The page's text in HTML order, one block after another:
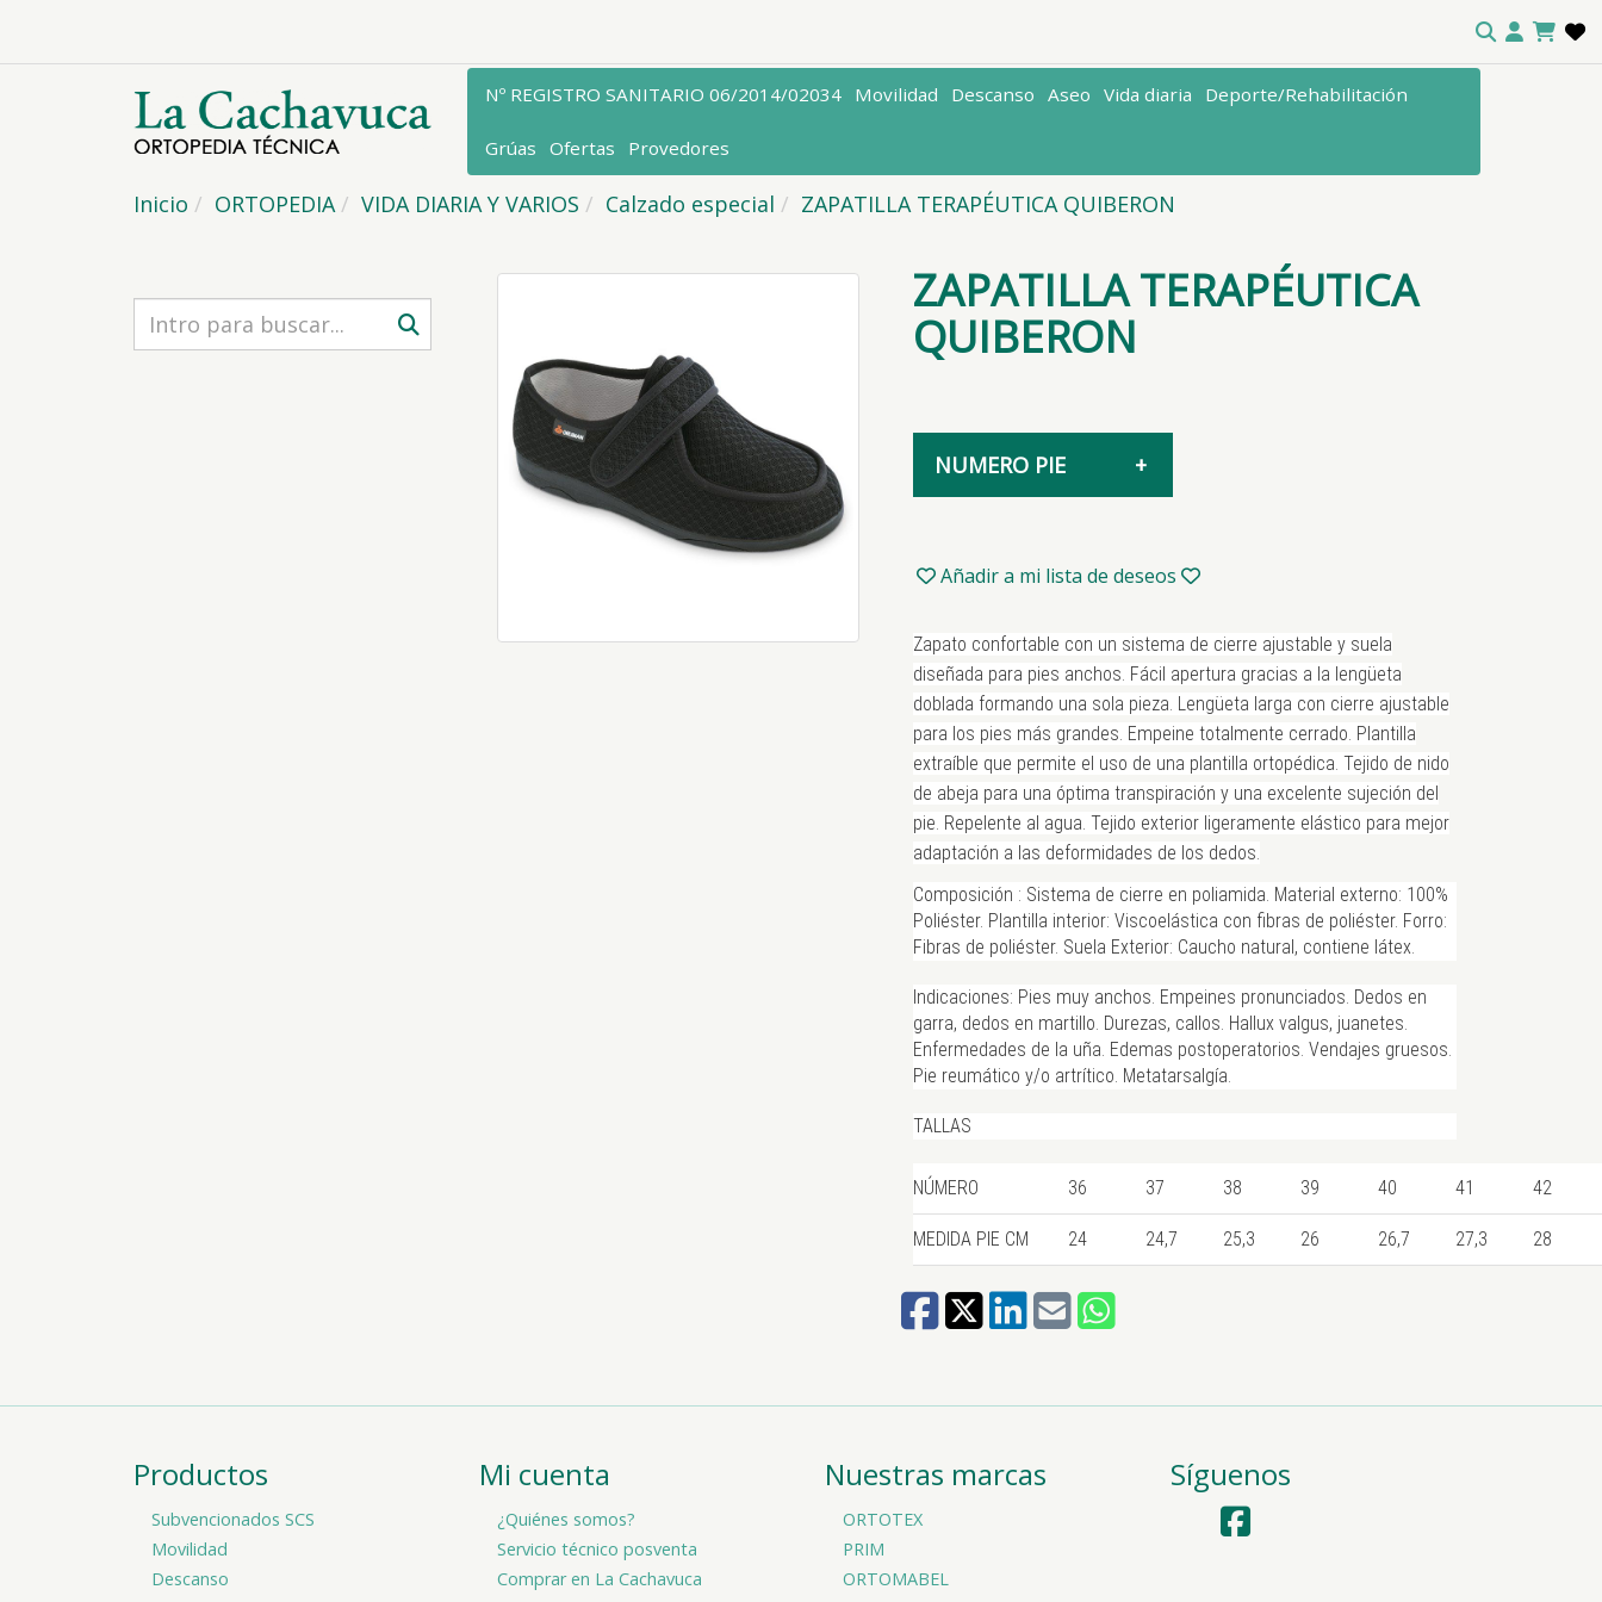
Nº REGISTRO SANITARIO 06/2014/02034 Movilidad Descanso Aseo Vida diaria Deporte/Rehabilitación
Grúas Ofertas Provedores
Inicio ORTOPEDIA VIDA DIARIA Y VARIOS Calzado especial ZAPATILLA TERAPÉUTICA QUIBERON
ZAPATILLA TERAPÉUTICA
QUIBERON
NUMERO PIE
37
38
39
41
43
44
45
Añadir a mi lista de deseos
Zapato confortable con un sistema de cierre ajustable y suela
diseñada para pies anchos. Fácil apertura gracias a la lengüeta
doblada formando una sola pieza. Lengüeta larga con cierre ajustable
para los pies más grandes. Empeine totalmente cerrado. Plantilla
extraíble que permite el uso de una plantilla ortopédica. Tejido de nido
de abeja para una óptima transpiración y una excelente sujeción del
pie. Repelente al agua. Tejido exterior ligeramente elástico para mejor
adaptación a las deformidades de los dedos.
Composición : Sistema de cierre en poliamida. Material externo: 100%
Poliéster. Plantilla interior: Viscoelástica con fibras de poliéster. Forro:
Fibras de poliéster. Suela Exterior: Caucho natural, contiene látex.
Indicaciones: Pies muy anchos. Empeines pronunciados. Dedos en
garra, dedos en martillo. Durezas, callos. Hallux valgus, juanetes.
Enfermedades de la uña. Edemas postoperatorios. Vendajes gruesos.
Pie reumático y/o artrítico. Metatarsalgía.
TALLAS
NÚMERO 36 37 38 39 40 41 42
MEDIDA PIE CM 24 24,7 25,3 26 26,7 27,3 28
Productos
Subvencionados SCS
Movilidad
Descanso
Mi cuenta
¿Quiénes somos?
Servicio técnico posventa
Comprar en La Cachavuca
Nuestras marcas
ORTOTEX
PRIM
ORTOMABEL
Síguenos